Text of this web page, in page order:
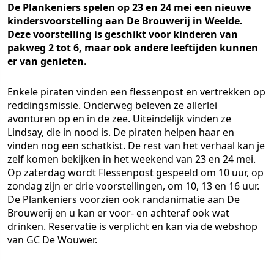
De Plankeniers spelen op 23 en 24 mei een nieuwe
kindersvoorstelling aan De Brouwerij in Weelde.
Deze voorstelling is geschikt voor kinderen van
pakweg 2 tot 6, maar ook andere leeftijden kunnen
er van genieten.
Enkele piraten vinden een flessenpost en vertrekken op
reddingsmissie. Onderweg beleven ze allerlei
avonturen op en in de zee. Uiteindelijk vinden ze
Lindsay, die in nood is. De piraten helpen haar en
vinden nog een schatkist. De rest van het verhaal kan je
zelf komen bekijken in het weekend van 23 en 24 mei.
Op zaterdag wordt Flessenpost gespeeld om 10 uur, op
zondag zijn er drie voorstellingen, om 10, 13 en 16 uur.
De Plankeniers voorzien ook randanimatie aan De
Brouwerij en u kan er voor- en achteraf ook wat
drinken. Reservatie is verplicht en kan via de webshop
van GC De Wouwer.